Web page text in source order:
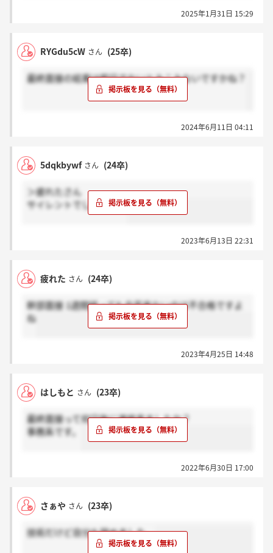
2025年1月31日 15:29
RYGdu5cW さん (25卒)
最終面接の結果は即日でないとみこみないですかね？
2024年6月11日 04:11
5dqkbywf さん (24卒)
＞疲れたさん
サイレントでしたか？？
2023年6月13日 22:31
疲れた さん (24卒)
幹部面接 1週間経っても合否来ないのは不合格ですよ
ね
2023年4月25日 14:48
はしもと さん (23卒)
最終面接って何日後に連絡来ましたか？
事務系です。
2022年6月30日 17:00
さぁや さん (23卒)
技術だけど自分も辞めました、